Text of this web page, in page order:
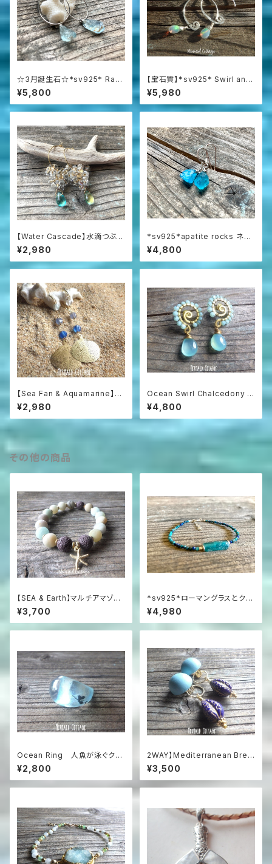
☆3月誕生石☆*sv925* Raw
Aquamarine アクアマリン原石
の一粒ピアス
¥5,800
【宝石質】*sv925* Swirl and
Opal プレシャスオパールの渦
巻きピアス☆AAAAA
¥5,980
【Water Cascade】水滴つぶつ
ぶガラスと海の雫のフープピア
ス
¥2,980
*sv925*apatite rocks ネオ
ンブルーアパタイト原石の一粒
ピアス
¥4,800
【Sea Fan & Aquamarine】海
うちわと3色アクアマリンのグラ
デーションピアス
¥2,980
Ocean Swirl Chalcedony *
Sea blue* 波の渦から滴るシ
ーブルーカルセドニーのボヘミ
アンピアス
¥4,800
その他の商品
【SEA & Earth】マルチアマゾナ
イトと焦茶熔岩のビーチアロマ
ブレスレット（スターフィッシュ・
チャーム付）
¥3,700
*sv925*ローマングラスとクリ
ソコラの海色ブレスレット
¥4,980
Ocean Ring 人魚が泳ぐクリ
ア・エメラルドグリーンのぽって
りリング
¥2,800
2WAY】Mediterranean Bree
ze 2-Way Clip-On Earrings
地中海ブルーのステートメン
トイヤリング
¥3,500